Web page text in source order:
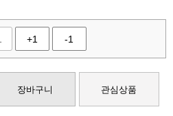
+1 -1
장바구니 관심상품